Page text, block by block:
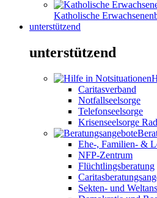
Katholische
unterstützend
unterstützend
Caritasverband
Notfallseelsorge
Telefonseelsorge
Krisenseelsorge
Ehe-, Familien- &
NFP-Zentrum
Flüchtlingsberatung
Sekten- und